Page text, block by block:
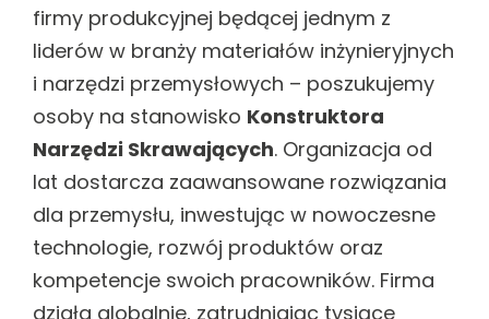
firmy produkcyjnej będącej jednym z
liderów w branży materiałów inżynieryjnych
i narzędzi przemysłowych – poszukujemy
osoby na stanowisko Konstruktora
Narzędzi Skrawających. Organizacja od
lat dostarcza zaawansowane rozwiązania
dla przemysłu, inwestując w nowoczesne
technologie, rozwój produktów oraz
kompetencje swoich pracowników. Firma
działa globalnie, zatrudniając tysiące